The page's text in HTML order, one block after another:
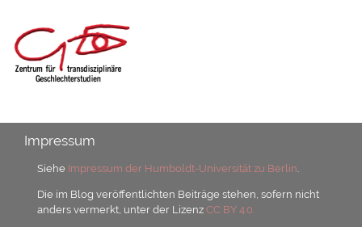
Impressum
Siehe Impressum der Humboldt-Universität zu Berlin
Die im Blog veröffentlichten Beiträge stehen, sofern nicht
anders vermerkt, unter der LizenzCC BY 4.0.